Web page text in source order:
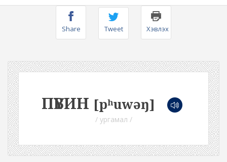
Share Tweet Хэвлэх
ПҮВИН [pʰuwəŋ]
/ ургамал /